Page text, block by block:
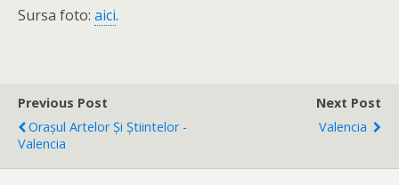
Sursa foto: aici.
Previous Post
Orașul Artelor Și Știintelor -
Valencia
Next Post
Valencia